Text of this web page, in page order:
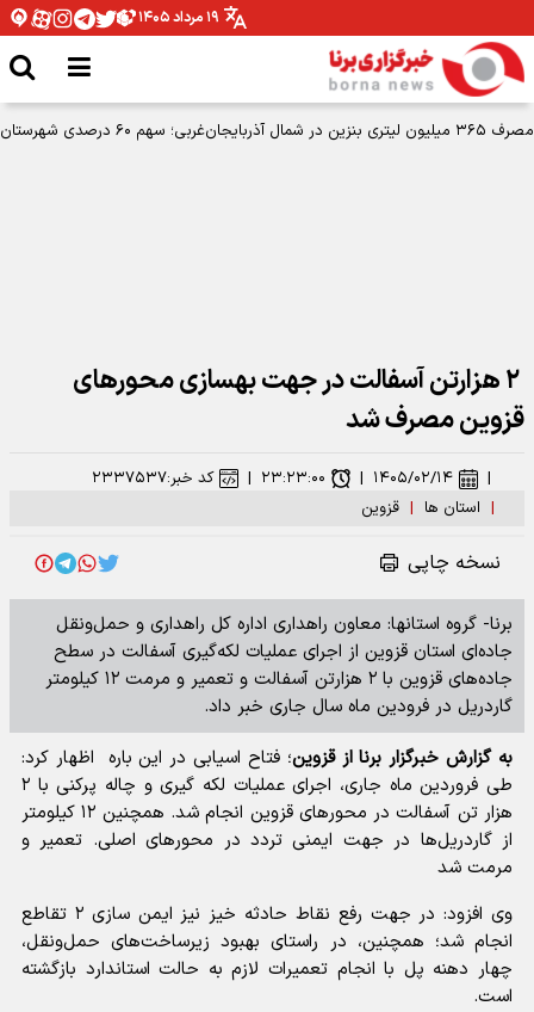
۱۹ مرداد ۱۴۰۵
مصرف ۳۶۵ میلیون لیتری بنزین در شمال آذربایجان‌غربی؛ سهم ۶۰ درصدی شهرستان
۲ هزارتن آسفالت در جهت بهسازی محور‌های
قزوین مصرف شد
| استان ها | قزوین
| ۱۴۰۵/۰۲/۱۴ | ۲۳:۲۳:۰۰ | کد خبر:۲۳۳۷۵۳۷
نسخه چاپی
برنا- گروه استانها: معاون راهداری اداره کل راهداری و حمل‌ونقل
جاده‌ای استان قزوین از اجرای عملیات لکه‌گیری آسفالت در سطح
جاده‌های قزوین با ۲ هزارتن آسفالت و تعمیر و مرمت ۱۲ کیلومتر
گاردریل در فرودین ماه سال جاری خبر داد.
به گزارش خبرگزار برنا از قزوین؛ فتاح اسیابی در این باره اظهار کرد:
طی فروردین ماه جاری، اجرای عملیات لکه گیری و چاله پرکنی با ۲
هزار تن آسفالت در محورهای قزوین انجام شد. همچنین ۱۲ کیلومتر
از گاردریل‌ها در جهت ایمنی تردد در محورهای اصلی. تعمیر و
مرمت شد
وی افزود: در جهت رفع نقاط حادثه خیز نیز ایمن سازی ۲ تقاطع
انجام شد؛ همچنین، در راستای بهبود زیرساخت‌های حمل‌ونقل،
چهار دهنه پل با انجام تعمیرات لازم به حالت استاندارد بازگشته
است.